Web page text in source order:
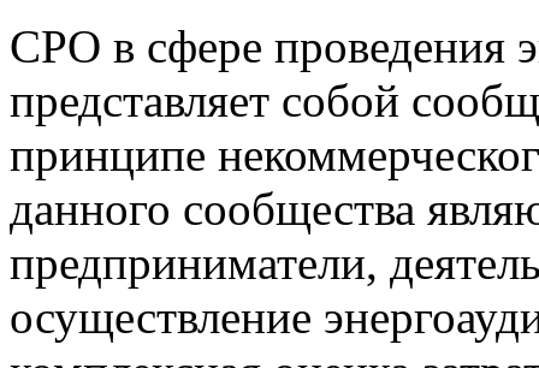
СРО в сфере проведения
представляет собой
принципе
данного сообщества
предприниматели,
осуществление